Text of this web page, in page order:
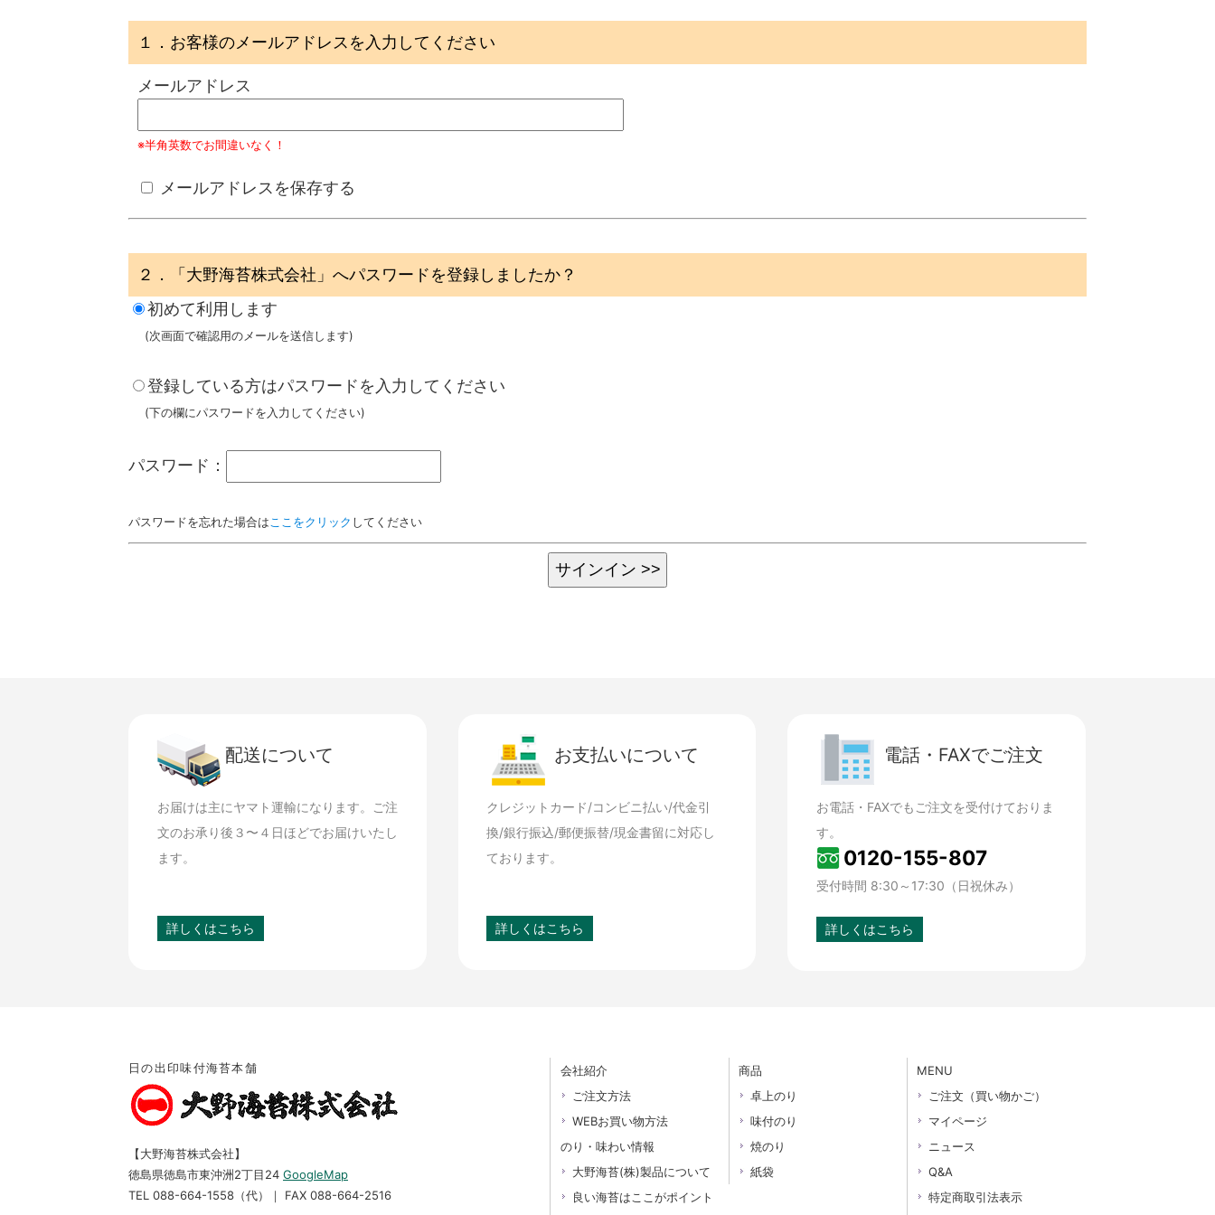
１．お客様のメールアドレスを入力してください
メールアドレス
※半角英数でお間違いなく！
メールアドレスを保存する
２．「大野海苔株式会社」へパスワードを登録しましたか？
初めて利用します
(次画面で確認用のメールを送信します)
登録している方はパスワードを入力してください
(下の欄にパスワードを入力してください)
パスワード：
パスワードを忘れた場合は ここをクリック してください
配送について
お届けは主にヤマト運輸になります。ご注
文のお承り後３〜４日ほどでお届けいたし
ます。
詳しくはこちら
お支払いについて
クレジットカード/コンビニ払い/代金引
換/銀行振込/郵便振替/現金書留に対応し
ております。
詳しくはこちら
電話・FAXでご注文
お電話・FAXでもご注文を受付けておりま
す。
0120-155-807
受付時間 8:30～17:30（日祝休み）
詳しくはこちら
日の出印味付海苔本舗
【大野海苔株式会社】
徳島県徳島市東沖洲2丁目24 GoogleMap
TEL 088-664-1558（代）｜ FAX 088-664-2516
会社紹介
ご注文方法
WEBお買い物方法
のり・味わい情報
大野海苔(株)製品について
良い海苔はここがポイント
商品
卓上のり
味付のり
焼のり
紙袋
MENU
ご注文（買い物かご）
マイページ
ニュース
Q&A
特定商取引法表示